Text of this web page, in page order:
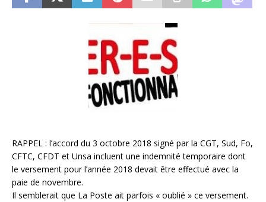
RAPPEL : l’accord du 3 octobre 2018 signé par la CGT, Sud, Fo,
CFTC, CFDT et Unsa incluent une indemnité temporaire dont
le versement pour l’année 2018 devait être effectué avec la
paie de novembre.
Il semblerait que La Poste ait parfois « oublié » ce versement.